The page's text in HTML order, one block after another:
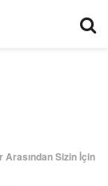
Sizin İçin